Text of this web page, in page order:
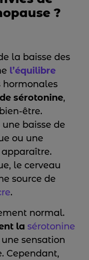
?
la baisse des
l’équilibre
hormonales
sérotonine,
être.
baisse de
ou une
le cerveau
source de
.
normal.
la sérotonine
sensation
Cependant,